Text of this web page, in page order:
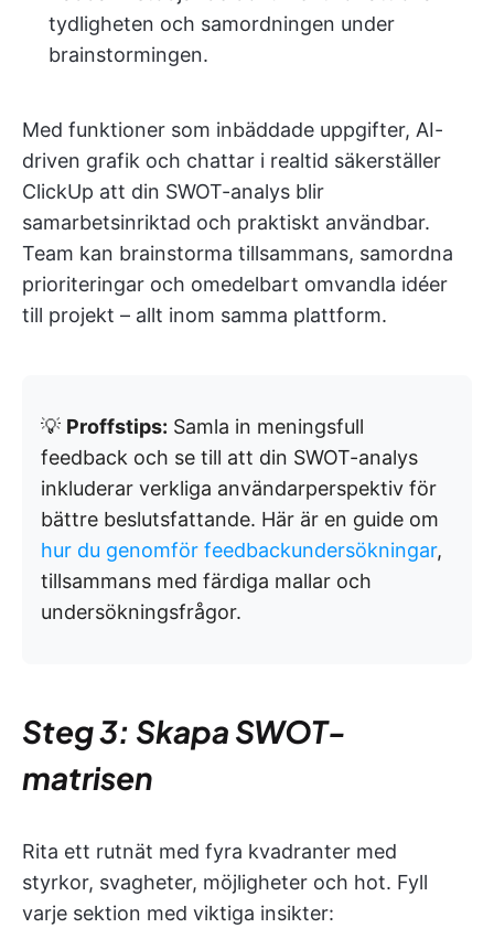
tydligheten och samordningen under
brainstormingen.
Med funktioner som inbäddade uppgifter, AI-
driven grafik och chattar i realtid säkerställer
ClickUp att din SWOT-analys blir
samarbetsinriktad och praktiskt användbar.
Team kan brainstorma tillsammans, samordna
prioriteringar och omedelbart omvandla idéer
till projekt – allt inom samma plattform.
💡 Proffstips: Samla in meningsfull
feedback och se till att din SWOT-analys
inkluderar verkliga användarperspektiv för
bättre beslutsfattande. Här är en guide om
hur du genomför feedbackundersökningar,
tillsammans med färdiga mallar och
undersökningsfrågor.
Steg 3: Skapa SWOT-
matrisen
Rita ett rutnät med fyra kvadranter med
styrkor, svagheter, möjligheter och hot. Fyll
varje sektion med viktiga insikter: